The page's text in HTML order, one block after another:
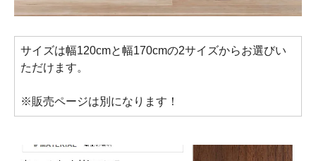
サイズは幅120cmと幅170cmの2サイズからお選びい
ただけます。
※販売ページは別になります！